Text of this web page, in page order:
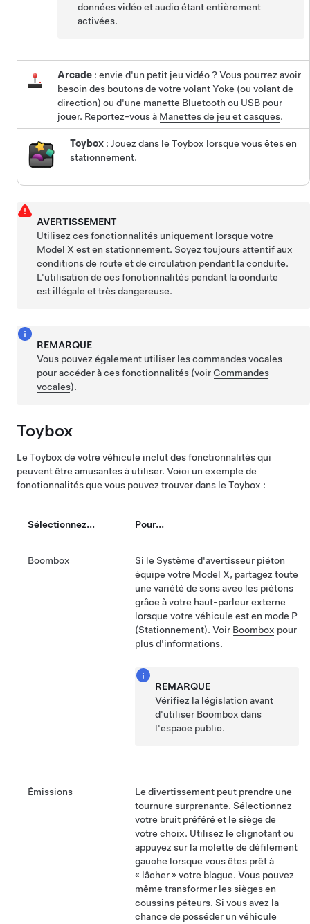
données vidéo et audio étant entièrement
activées.
Arcade : envie d'un petit jeu vidéo ? Vous pourrez avoir
besoin des boutons de votrevolant Yoke (ou volant de
direction) ou d'une manette Bluetooth ou USB pour
jouer. Reportez-vous à Manettes de jeu et casques.
Toybox : Jouez dans le Toybox lorsque vous êtes en
stationnement.
AVERTISSEMENT
Utilisez ces fonctionnalités uniquement lorsque votre
Model X est en stationnement. Soyez toujours attentif aux
conditions de route et de circulation pendant la conduite.
L'utilisation de ces fonctionnalités pendant la conduite
est illégale et très dangereuse.
REMARQUE
Vous pouvez également utiliser les commandes vocales
pour accéder à ces fonctionnalités (voir Commandes
vocales).
Toybox
Le Toybox de votre véhicule inclut des fonctionnalités qui
peuvent être amusantes à utiliser. Voici un exemple de
fonctionnalités que vous pouvez trouver dans le Toybox :
Sélectionnez... Pour...
Boombox
Si le Système d'avertisseur piéton
équipe votre Model X, partagez toute
une variété de sons avec les piétons
grâce à votre haut-parleur externe
lorsque votre véhicule est en mode P
(Stationnement). Voir Boombox pour
plus d'informations.
REMARQUE
Vérifiez la législation avant
d'utiliser Boombox dans
l'espace public.
Émissions
Le divertissement peut prendre une
tournure surprenante. Sélectionnez
votre bruit préféré et le siège de
votre choix. Utilisez le clignotant ou
appuyez sur la molette de défilement
gauche lorsque vous êtes prêt à
« lâcher » votre blague. Vous pouvez
même transformer les sièges en
coussins péteurs. Si vous avez la
chance de posséder un véhicule